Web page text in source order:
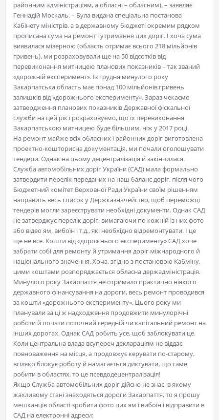
районним адміністраціям, а обласні – обласним), – заявляє
Геннадій Москаль. – Була видана спеціальна постанова
Кабінету міністрів, а в державному бюджеті окремим рядком
прописана сума на ремонт і утримання цих доріг. І хоча сума
виявилася мізерною (область отримає всього 218 мільйонів
гривень), ми розраховували ще на 50 відсотків від
перевиконання митницею планових показників – так званий
«дорожній експеримент». Із грудня минулого року
Закарпатська область має понад 100 мільйонів гривень
залишків від «дорожнього експерименту». Зараз чекаємо
затвердження планових показників Державної фіскальної
служби на цей рік і розраховуємо, що їх перевиконання
Закарпатською митницею буде більшим, ніж у 2017 році.
На ремонт майже всіх обласних і районних доріг виготовлена
проектно-кошторисна документація, ми почали оголошувати
тендери. Однак на цьому децентралізація й закінчилася.
Служба автомобільних доріг України (САД) мала формально
затвердити перелік переданих на наш баланс доріг, після чого
Бюджетний комітет Верховної Ради України своїм рішенням
направить весь список у Держказначейство, щоб переможці
тендерів могли зареєструвати необхідні документи. Однак САД
не затверджує перелік доріг, вимагаючи по кожній із них фото
або відео ям, вибоїн і т.д., які необхідно відремонтувати. І це
ще не все. Кошти від «дорожнього експерименту» САД хоче
забрати собі для ремонту й утримання доріг міжнародного й
національного значення. Хоча, згідно з постановою Кабміну,
цими коштами розпоряджається обласна держадміністрація.
Минулого року Закарпаття не отримало практично ніякого
державного фінансування на дороги, весь ремонт проводився
за кошти «дорожнього експерименту». Цього року ми
планували за ці ж надходження продовжити минулорічні
роботи й почати поточний середній чи капітальний ремонт на
інших дорогах. Однак САД робить усе, щоб заблокувати це.
Коли центральна влада всупереч деклараціям не віддає
повноваження на місця, а продовжує керувати по-старому,
всіляко блокує роботу й намагається диктувати, що саме
робити в областях, то це псевдодецентралізація!
Якщо Служба автомобільних доріг дійсно не знає, в якому
жахливому стані знаходяться дороги Закарпаття, то я прошу
мешканців області зробити фото цих ям і вибоїн і відправити в
САД на електронні адреси: